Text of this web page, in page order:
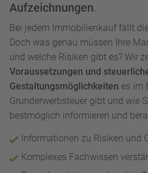
Webinare
Aufzeichnungen.
Bei jedem Immobilienkauf fällt
Doch was genau müssen Ihre
und welche Risiken gibt es? Wir
Voraussetzungen und
Gestaltungsmöglichkeiten es im
Grunderwerbsteuer gibt und wie
bestmöglich informieren und
Informationen zu Risiken und
Komplexes Fachwissen